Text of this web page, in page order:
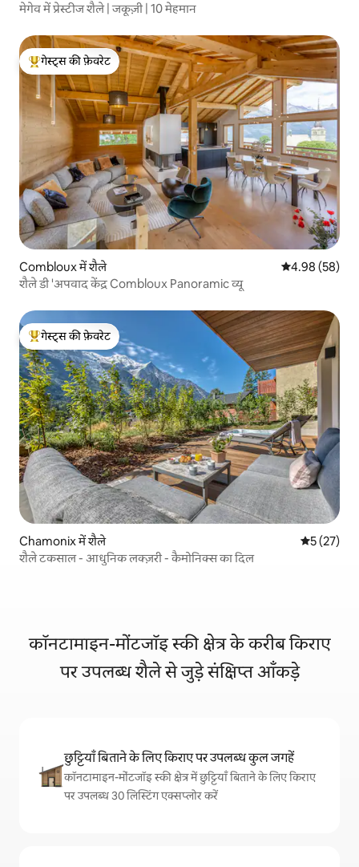
मेगेव में प्रेस्टीज शैले | जकूज़ी | 10 मेहमान
गेस्ट्स का टॉप फ़ेवरेट
गेस्ट्स की फ़ेवरेट
Combloux में शैले औसत रेटिंग 5 में
4.98 (58)
शैले डी 'अपवाद केंद्र Combloux Panoramic व्यू
गेस्ट्स का टॉप फ़ेवरेट
गेस्ट्स की फ़ेवरेट
Chamonix में शैले औसत रेटिंग
5 (27)
शैले टकसाल - आधुनिक लक्ज़री - कैमोनिक्स का दिल
कॉनटामाइन-मोंटजॉइ स्की क्षेत्र के करीब किराए
पर उपलब्ध शैले से जुड़े संक्षिप्त आँकड़े
छुट्टियाँ बिताने के लिए किराए पर उपलब्ध कुल जगहें
कॉनटामाइन-मोंटजॉइ स्की क्षेत्र में छुट्टियाँ बिताने के लिए किराए
पर उपलब्ध 30 लिस्टिंग एक्सप्लोर करें